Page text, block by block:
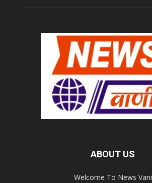
ABOUT US
Welcome To News Vani